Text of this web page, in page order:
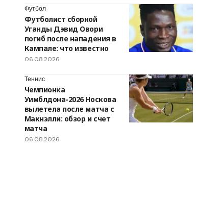
Футбол
Футболист сборной
Уганды Дэвид Овори
погиб после нападения в
Кампале: что известно
06.08.2026
Теннис
Чемпионка
Уимблдона-2026 Носкова
вылетела после матча с
Макнэлли: обзор и счет
матча
06.08.2026